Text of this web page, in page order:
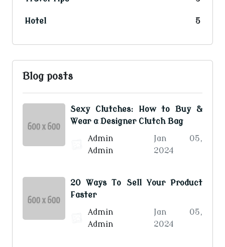
Hotel 5
Blog posts
Sexy Clutches: How to Buy &
Wear a Designer Clutch Bag
Admin
Admin
Jan 05,
2024
20 Ways To Sell Your Product
Faster
Admin
Admin
Jan 05,
2024